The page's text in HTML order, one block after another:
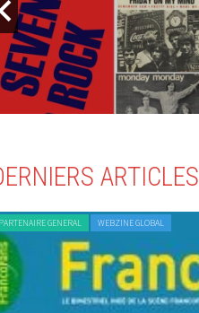
ARTICLES
GENERAL WEBZINE GLOBAL